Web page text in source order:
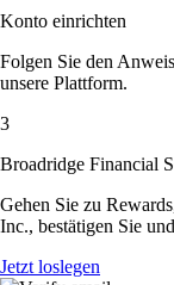
Konto einrichten
Folgen Sie den
unsere Plattform.
3
Broadridge Financial
Gehen Sie zu
Inc., bestätigen Sie
Jetzt loslegen